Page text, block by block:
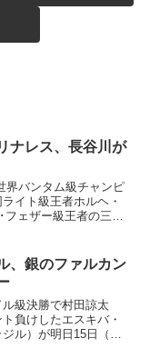
ナレス、長谷川が
界バンタム級チャンピ
イト級王者ホルヘ・
フェザー級王者の三浦
流し、同日午後から1
、銀のファルカン
級決勝で村田諒太
ト負けしたエスキバ・
ル）が明日15日（日